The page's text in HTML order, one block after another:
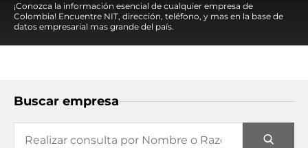
¡Conozca la información esencial de cualquier empresa de
Colombia! Encuentre NIT, dirección, teléfono, y mas en la base de
datos empresarial mas grande del país.
Buscar empresa